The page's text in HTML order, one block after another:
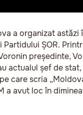
a organizat
ȘOR.
președinte,
actualul șef de
care scria
a avut loc în